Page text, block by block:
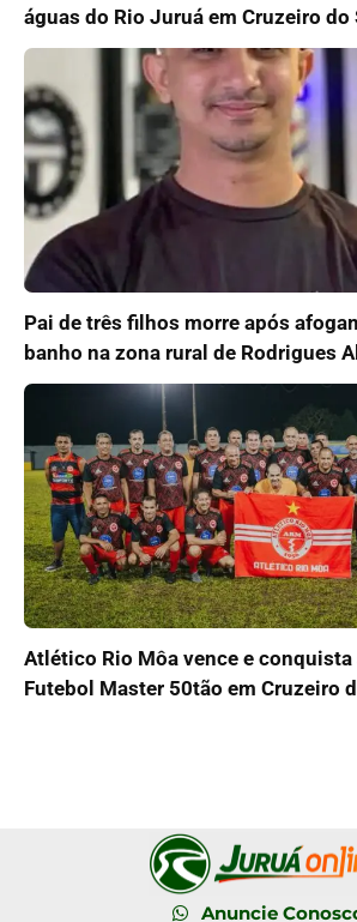
águas do Rio Juruá em Cruzeiro do
Pai de três filhos morre após
banho na zona rural de Rodrigues
Atlético Rio Môa vence e conquista
Futebol Master 50tão em Cruzeiro
Anuncie